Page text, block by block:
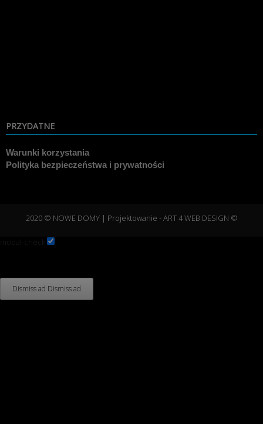
PRZYDATNE
Warunki korzystania
Polityka bezpieczeństwa i prywatności
2020 © NOWE DOMY | Projektowanie -ART 4 WEB DESIGN ©
modal-check
Dismiss ad Dismiss ad